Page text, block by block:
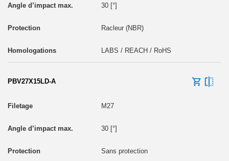
30 [°]
Racleur (NBR)
LABS / REACH / RoHS
PBV27X15LD-A
M27
30 [°]
Sans protection